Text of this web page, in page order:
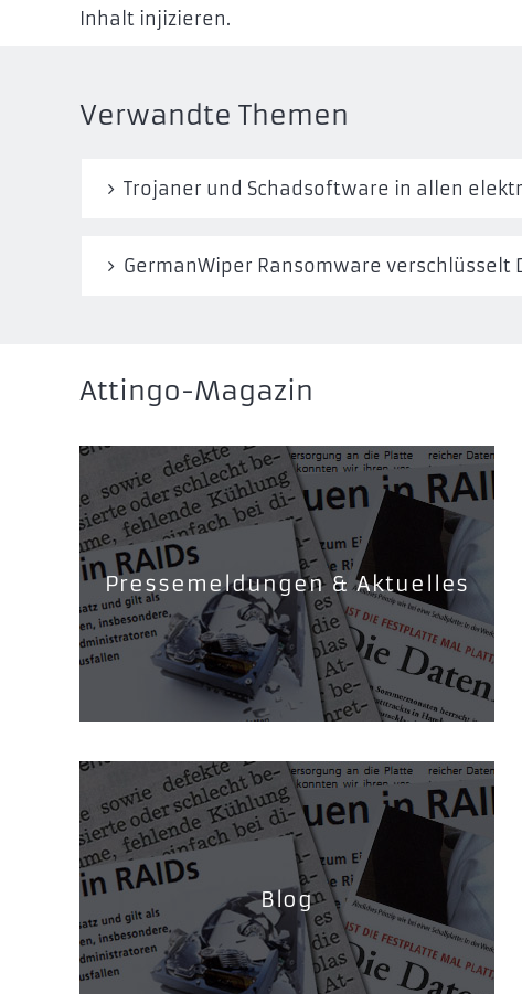
Inhalt injizieren.
Verwandte Themen
Trojaner und Schadsoftware in allen
GermanWiper Ransomware verschlüsselt
Attingo-Magazin
Pressemeldungen & Aktuelles
Blog